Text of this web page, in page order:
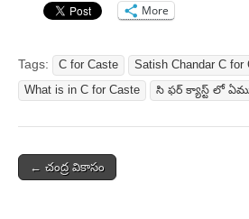
More
Tags: C for Caste
Satish Chandar C for
What is in C for Caste
సి ఫర్ క్యాస్ట్ లో
Post
← చంద్ర వికాసం